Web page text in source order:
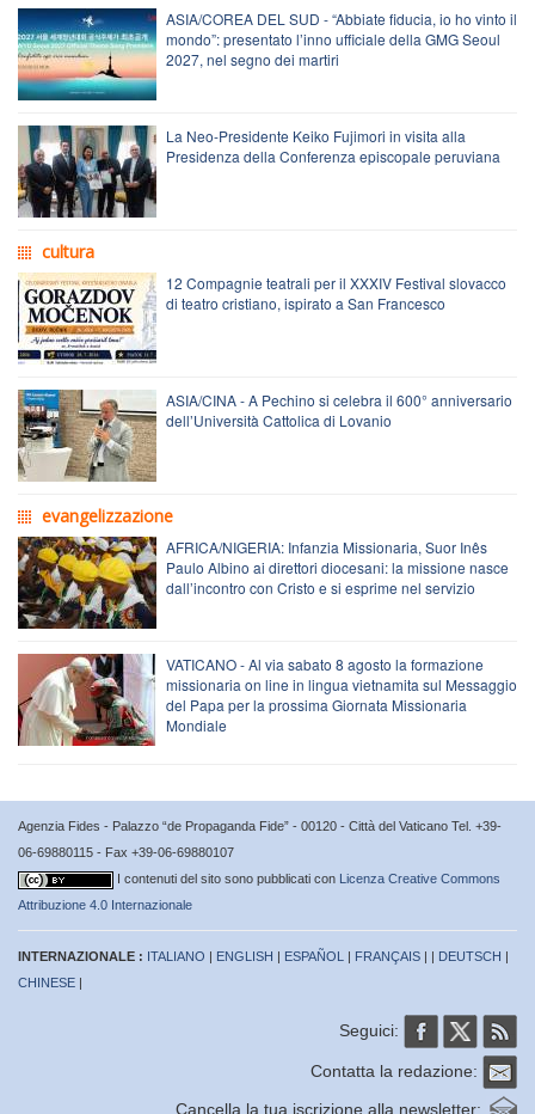
ASIA/COREA DEL SUD - “Abbiate fiducia, io ho vinto il
mondo”: presentato l’inno ufficiale della GMG Seoul
2027, nel segno dei martiri
La Neo-Presidente Keiko Fujimori in visita alla
Presidenza della Conferenza episcopale peruviana
cultura
12 Compagnie teatrali per il XXXIV Festival slovacco
di teatro cristiano, ispirato a San Francesco
ASIA/CINA - A Pechino si celebra il 600° anniversario
dell’Università Cattolica di Lovanio
evangelizzazione
AFRICA/NIGERIA: Infanzia Missionaria, Suor Inês
Paulo Albino ai direttori diocesani: la missione nasce
dall’incontro con Cristo e si esprime nel servizio
VATICANO - Al via sabato 8 agosto la formazione
missionaria on line in lingua vietnamita sul Messaggio
del Papa per la prossima Giornata Missionaria
Mondiale
Agenzia Fides - Palazzo “de Propaganda Fide” - 00120 - Città del Vaticano Tel. +39-
06-69880115 - Fax +39-06-69880107
I contenuti del sito sono pubblicati con Licenza Creative Commons
Attribuzione 4.0 Internazionale
INTERNAZIONALE : ITALIANO | ENGLISH | ESPAÑOL | FRANÇAIS | | DEUTSCH |
CHINESE |
Seguici:
Contatta la redazione:
Cancella la tua iscrizione alla newsletter: